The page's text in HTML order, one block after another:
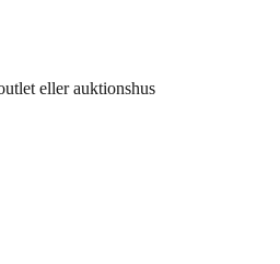
eller auktionshus